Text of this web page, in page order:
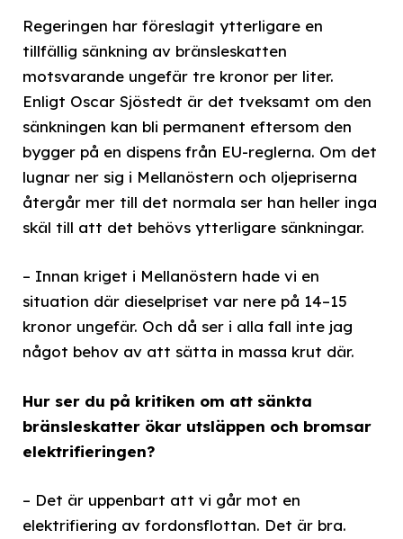
Regeringen har föreslagit ytterligare en
tillfällig sänkning av bränsleskatten
motsvarande ungefär tre kronor per liter.
Enligt Oscar Sjöstedt är det tveksamt om den
sänkningen kan bli permanent eftersom den
bygger på en dispens från EU-reglerna. Om det
lugnar ner sig i Mellanöstern och oljepriserna
återgår mer till det normala ser han heller inga
skäl till att det behövs ytterligare sänkningar.
– Innan kriget i Mellanöstern hade vi en
situation där dieselpriset var nere på 14–15
kronor ungefär. Och då ser i alla fall inte jag
något behov av att sätta in massa krut där.
Hur ser du på kritiken om att sänkta
bränsleskatter ökar utsläppen och bromsar
elektrifieringen?
– Det är uppenbart att vi går mot en
elektrifiering av fordonsflottan. Det är bra.